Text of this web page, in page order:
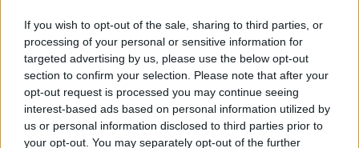
If you wish to opt-out of the sale, sharing to third parties, or
processing of your personal or sensitive information for
targeted advertising by us, please use the below opt-out
section to confirm your selection. Please note that after your
opt-out request is processed you may continue seeing
interest-based ads based on personal information utilized by
us or personal information disclosed to third parties prior to
your opt-out. You may separately opt-out of the further
incremento del 13%.Sienaè invece la provincia meno cara: 2,68
euro per un chilo di pane.
I dati arrivano da Coldiretti Toscana sulla base dell’analisi dati Istat
e dell’Osservatorio dei Prezzi del Mise secondo cui le famiglie
toscane spenderanno60 milioni di euro in più nel 2022